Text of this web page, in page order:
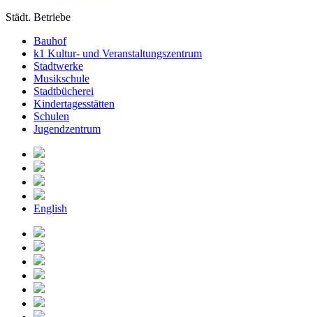
Städt. Betriebe
Bauhof
k1 Kultur- und Veranstaltungszentrum
Stadtwerke
Musikschule
Stadtbücherei
Kindertagesstätten
Schulen
Jugendzentrum
English